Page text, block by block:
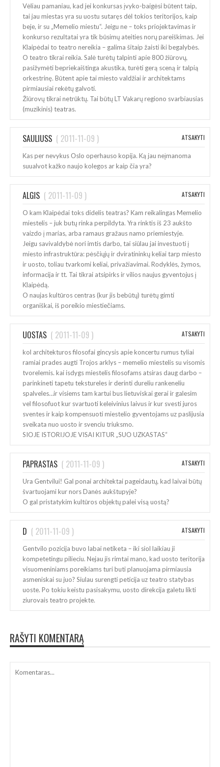
Vėliau pamaniau, kad jei konkursas įvyko-baigėsi būtent taip,
tai jau miestas yra su uostu sutaręs dėl tokios teritorijos, kaip
beje, ir su „Memelio miestu“. Jeigu ne – toks priojektavimas ir
konkurso rezultatai yra tik būsimų ateities norų pareiškimas. Jei
Klaipėdai to teatro nereikia – galima šitaip žaisti iki begalybės.
O teatro tikrai reikia. Salė turėtų talpinti apie 800 žiūrovų,
pasižymėti bepriekaištinga akustika, turėti gerą sceną ir talpią
orkestrinę. Būtent apie tai miesto valdžiai ir architektams
pirmiausiai rekėtų galvoti.
Žiūrovų tikrai netrūktų. Tai būtų LT Vakarų regiono svarbiausias
(muzikinis) teatras.
SAULIUSS ( 2011-11-09 ) ATSAKYTI
Kas per nevykus Oslo operhauso kopija. Ką jau neįmanoma
suualvot kažko naujo kolegos ar kaip čia yra?
ALGIS ( 2011-11-09 ) ATSAKYTI
O kam Klaipėdai toks didelis teatras? Kam reikalingas Memelio
miestelis – juk butų rinka perpildyta. Yra rinktis iš 23 aukšto
vaizdo į marias, arba ramaus gražaus namo priemiestyje.
Jeigu savivaldybė nori imtis darbo, tai siūlau jai investuoti į
miesto infrastruktūra: pėsčiųjų ir dviratininkų keliai tarp miesto
ir uosto, toliau tvarkomi keliai, privažiavimai. Rodyklės, žymos,
informacija ir tt. Tai tikrai atsipirks ir vilios naujus gyventojus į
Klaipėdą.
O naujas kultūros centras (kur jis bebūtų) turėtų gimti
organiškai, iš poreikio miestiečiams.
UOSTAS ( 2011-11-09 ) ATSAKYTI
kol architekturos filosofai gincysis apie koncertu rumus tyliai
ramiai prades augti Trojos arklys – memelio miestelis su visomis
tvorelemis. kai isdygs miestelis filosofams atsiras daug darbo –
parinkineti tapetu tekstureles ir derinti dureliu rankeneliu
spalveles…ir visiems tam kartui bus lietuviskai gerai ir galesim
vel filosofuot kur svartuoti keleivinius laivus ir kur svesti juros
sventes ir kaip kompensuoti miestelio gyventojams uz paslijusia
sveikata nuo uosto ir svenciu triuksmo.
SIOJE ISTORIJOJE VISAI KITUR „SUO UZKASTAS“
PAPRASTAS ( 2011-11-09 ) ATSAKYTI
Ura Gentvilui! Gal ponai architektai pageidautų, kad laivai būtų
švartuojami kur nors Danės aukštupyje?
O gal pristatykim kultūros objektų palei visą uostą?
D ( 2011-11-09 ) ATSAKYTI
Gentvilo pozicija buvo labai netiketa – iki siol laikiau ji
kompetetingu pilieciu. Nejau jis rimtai mano, kad uosto teritorija
visuomeniniams poreikiams turi buti planuojama pirmiausia
asmeniskai su juo? Siulau surengti peticija uz teatro statybas
uoste. Po tokiu keistu pasisakymu, uosto direkcija galetu likti
ziurovais teatro projekte.
RAŠYTI KOMENTARĄ